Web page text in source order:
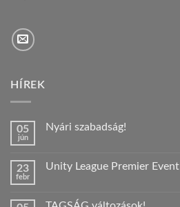
HÍREK
05
jún
Nyári szabadság!
Nyári
23
febr
Unity League Premier Event